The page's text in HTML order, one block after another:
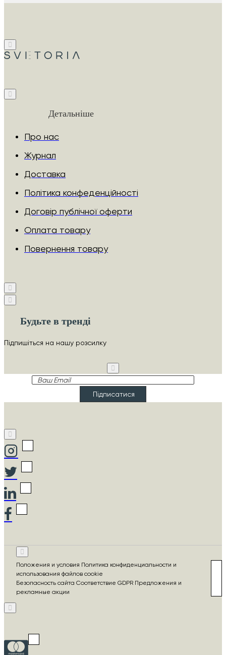
Детальніше
Про нас
Журнал
Доставка
Політика конфеденційності
Договір публічної оферти
Оплата товару
Повернення товару
Будьте в тренді
Підпишіться на нашу розсилку
Ваш
Підписатися
Положения и условия Политика конфиденциальности и
использования файлов cookie
Безопасность сайта Соответствие GDPR Предложения и
рекламные акции